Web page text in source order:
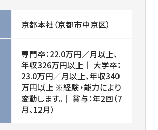
京都本社（京都市中京区）
専門卒：22.0万円／月以上、
年収326万円以上│ 大学卒：
23.0万円／月以上、年収340
万円以上 ※経験・能力により
変動します。│ 賞与：年2回（7
月、12月）